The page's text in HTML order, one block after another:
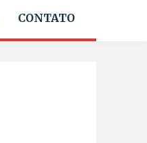
CONTATO